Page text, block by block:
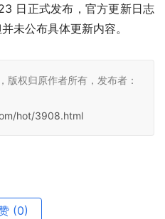
日正式发布，官方更新日志
未公布具体更新内容。
版权归原作者所有，发布者：
hot/3908.html
(0)